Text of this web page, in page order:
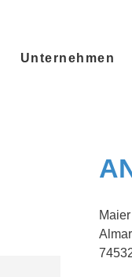
Unternehmen